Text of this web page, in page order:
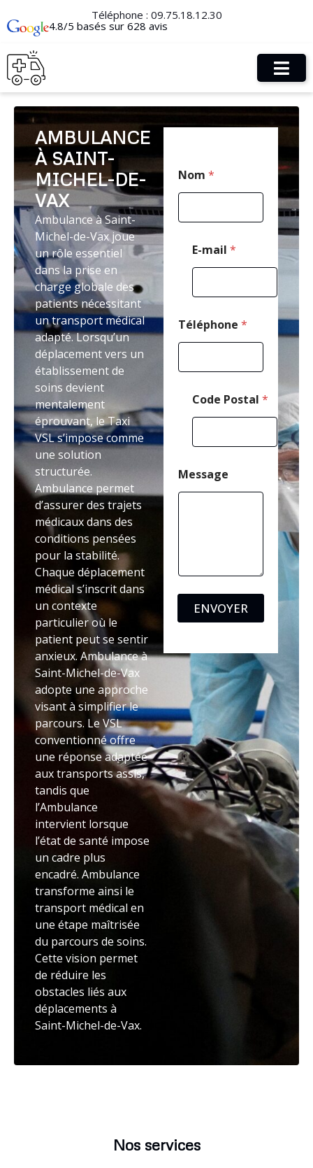
Téléphone : 09.75.18.12.30
4.8/5 basés sur 628 avis
AMBULANCE
À SAINT-
MICHEL-DE-
VAX
Ambulance à Saint-
Michel-de-Vax joue
un rôle essentiel
dans la prise en
charge globale des
patients nécessitant
un transport médical
adapté. Lorsqu’un
déplacement vers un
établissement de
soins devient
mentalement
éprouvant, le Taxi
VSL s’impose comme
une solution
structurée.
Ambulance permet
d’assurer des trajets
médicaux dans des
conditions pensées
pour la stabilité.
Chaque déplacement
médical s’inscrit dans
un contexte
particulier où le
patient peut se sentir
anxieux. Ambulance à
Saint-Michel-de-Vax
adopte une approche
visant à simplifier le
parcours. Le VSL
conventionné offre
une réponse adaptée
aux transports assis,
tandis que
l’Ambulance
intervient lorsque
l’état de santé impose
un cadre plus
encadré. Ambulance
transforme ainsi le
transport médical en
une étape maîtrisée
du parcours de soins.
Cette vision permet
de réduire les
obstacles liés aux
déplacements à
Saint-Michel-de-Vax.
*
E
m
Nom *
E-mail *
Téléphone *
Code Postal *
Message
ENVOYER
Nos services